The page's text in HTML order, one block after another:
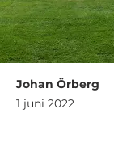
Johan Örberg
1 juni 2022